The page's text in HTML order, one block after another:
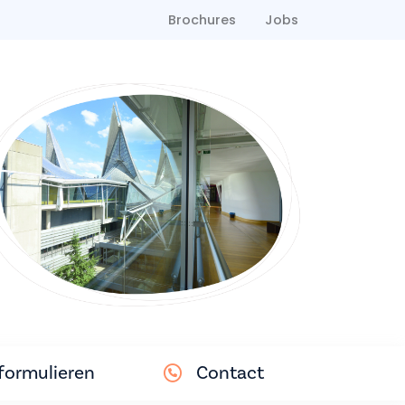
Brochures Jobs
Contact